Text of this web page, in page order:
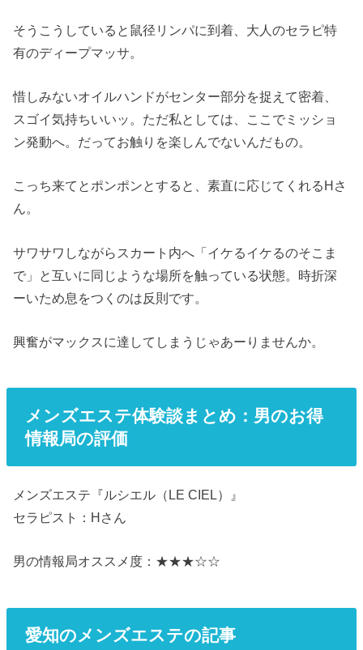
そうこうしていると鼠径リンパに到着、大人のセラピ特
有のディープマッサ。
惜しみないオイルハンドがセンター部分を捉えて密着、
スゴイ気持ちいいッ。ただ私としては、ここでミッショ
ン発動へ。だってお触りを楽しんでないんだもの。
こっち来てとポンポンとすると、素直に応じてくれるHさ
ん。
サワサワしながらスカート内へ「イケるイケるのそこま
で」と互いに同じような場所を触っている状態。時折深
ーいため息をつくのは反則です。
興奮がマックスに達してしまうじゃあーりませんか。
メンズエステ体験談まとめ：男のお得
情報局の評価
メンズエステ『ルシエル（LE CIEL）』
セラピスト：Hさん
男の情報局オススメ度：★★★☆☆
愛知のメンズエステの記事